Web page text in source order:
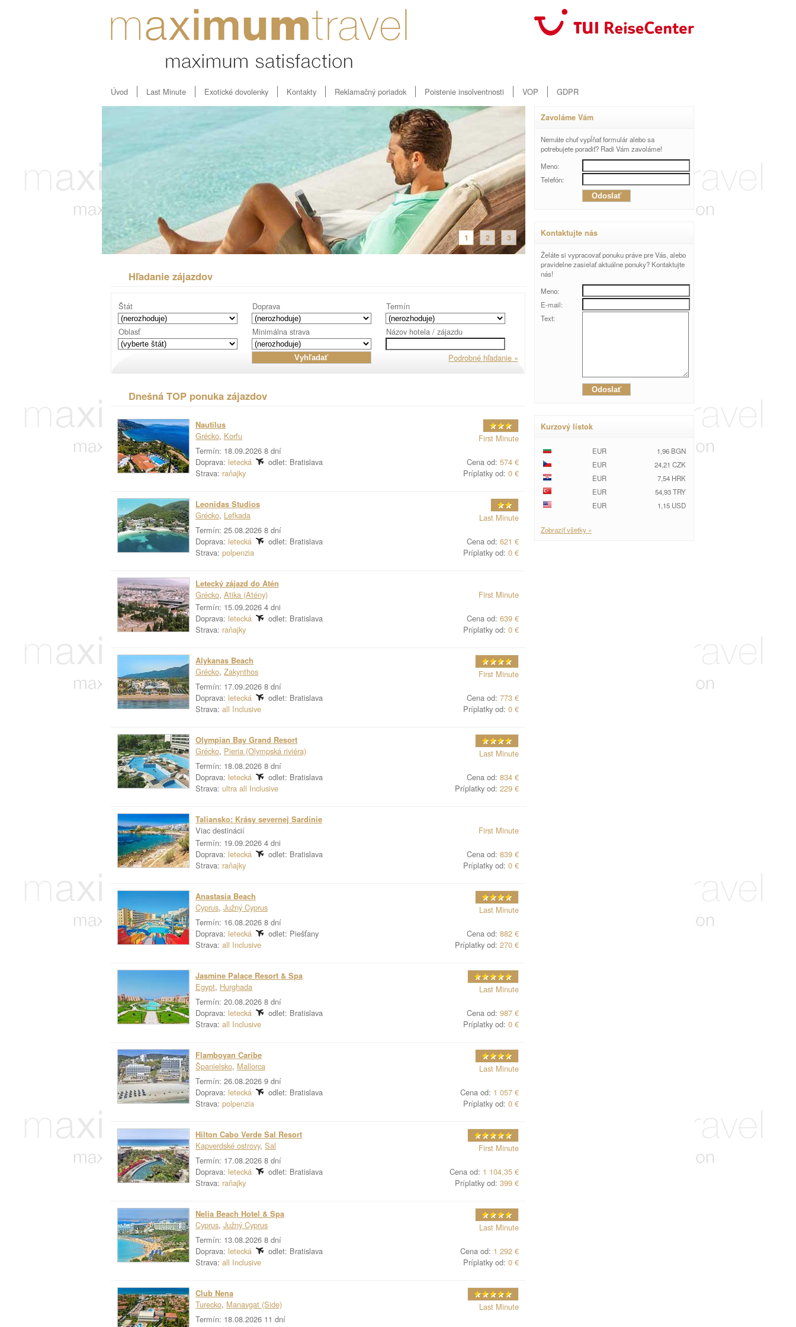
Úvod Last Minute Exotické dovolenky Kontakty Reklamačný poriadok Poistenie insolventnosti VOP GDPR
1 2 3
Hľadanie zájazdov
Štát Doprava Termín
Oblasť Minimálna strava Názov hotela / zájazdu
Podrobné hľadanie »
Dnešná TOP ponuka zájazdov
Nautilus
Grécko, Korfu
First Minute
Termín: 18.09.2026 8 dní
Doprava: letecká
odlet: Bratislava
Strava: raňajky
Cena od: 574 €
Príplatky od: 0 €
Leonidas Studios
Grécko, Lefkada
Last Minute
Termín: 25.08.2026 8 dní
Doprava: letecká
odlet: Bratislava
Strava: polpenzia
Cena od: 621 €
Príplatky od: 0 €
Letecký zájazd do Atén
Grécko, Atika (Atény)
First Minute
Termín: 15.09.2026 4 dni
Doprava: letecká
odlet: Bratislava
Strava: raňajky
Cena od: 639 €
Príplatky od: 0 €
Alykanas Beach
Grécko, Zakynthos
First Minute
Termín: 17.09.2026 8 dní
Doprava: letecká
odlet: Bratislava
Strava: all Inclusive
Cena od: 773 €
Príplatky od: 0 €
Olympian Bay Grand Resort
Grécko, Pieria (Olympská riviéra)
Last Minute
Termín: 18.08.2026 8 dní
Doprava: letecká
odlet: Bratislava
Strava: ultra all Inclusive
Cena od: 834 €
Príplatky od: 229 €
Taliansko: Krásy severnej Sardínie
Viac destinácií
First Minute
Termín: 19.09.2026 4 dni
Doprava: letecká
odlet: Bratislava
Strava: raňajky
Cena od: 839 €
Príplatky od: 0 €
Anastasia Beach
Cyprus, Južný Cyprus
Last Minute
Termín: 16.08.2026 8 dní
Doprava: letecká
odlet: Piešťany
Strava: all Inclusive
Cena od: 882 €
Príplatky od: 270 €
Jasmine Palace Resort & Spa
Egypt, Hurghada
Last Minute
Termín: 20.08.2026 8 dní
Doprava: letecká
odlet: Bratislava
Strava: all Inclusive
Cena od: 987 €
Príplatky od: 0 €
Flamboyan Caribe
Španielsko, Mallorca
Last Minute
Termín: 26.08.2026 9 dní
Doprava: letecká
odlet: Bratislava
Strava: polpenzia
Cena od: 1 057 €
Príplatky od: 0 €
Hilton Cabo Verde Sal Resort
Kapverdské ostrovy, Sal
First Minute
Termín: 17.08.2026 8 dní
Doprava: letecká
odlet: Bratislava
Strava: raňajky
Cena od: 1 104,35 €
Príplatky od: 399 €
Nelia Beach Hotel & Spa
Cyprus, Južný Cyprus
Last Minute
Termín: 13.08.2026 8 dní
Doprava: letecká
odlet: Bratislava
Strava: all Inclusive
Cena od: 1 292 €
Príplatky od: 0 €
Club Nena
Turecko, Manavgat (Side)
Last Minute
Termín: 18.08.2026 11 dní
Zavoláme Vám
Nemáte chuť vypĺňať formulár alebo sa
potrebujete poradiť? Radi Vám zavoláme!
Meno:
Telefón:
Kontaktujte nás
Želáte si vypracovať ponuku práve pre Vás, alebo
pravidelne zasielať aktuálne ponuky? Kontaktujte
nás!
Meno:
E-mail:
Text:
Kurzový lístok
EUR
1,96 BGN
EUR
24,21 CZK
EUR
7,54 HRK
EUR
54,93 TRY
EUR
1,15 USD
Zobraziť všetky »